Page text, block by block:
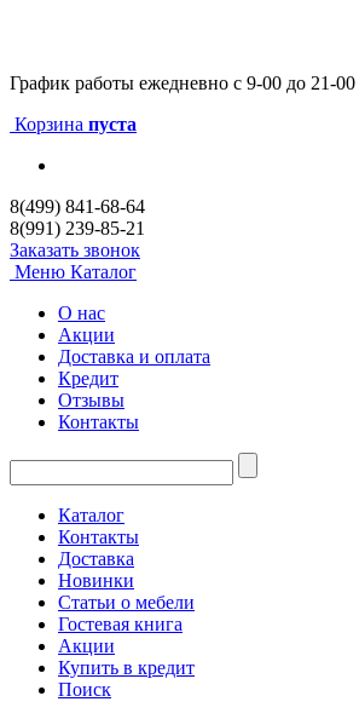
График работы ежедневно с 9-00 до 21-00
Корзина пуста
8(499) 841-68-64
8(991) 239-85-21
Заказать звонок
Меню Каталог
О нас
Акции
Доставка и оплата
Кредит
Отзывы
Контакты
Каталог
Контакты
Доставка
Новинки
Статьи о мебели
Гостевая книга
Акции
Купить в кредит
Поиск